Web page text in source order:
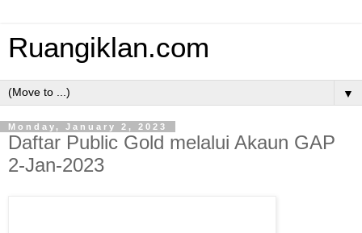
Ruangiklan.com
▼
Monday, January 2, 2023
Daftar Public Gold melalui Akaun GAP
2-Jan-2023